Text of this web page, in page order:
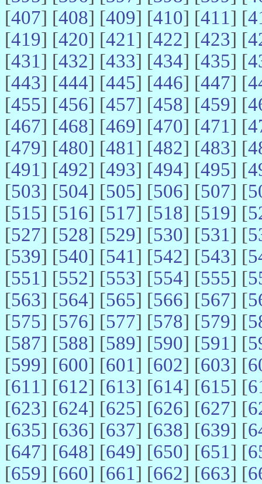
[407] [408] [409] [410] [411] [
[419] [420] [421] [422] [423] [
[431] [432] [433] [434] [435] [
[443] [444] [445] [446] [447] [
[455] [456] [457] [458] [459] [
[467] [468] [469] [470] [471] [
[479] [480] [481] [482] [483] [
[491] [492] [493] [494] [495] [
[503] [504] [505] [506] [507] [
[515] [516] [517] [518] [519] [
[527] [528] [529] [530] [531] [
[539] [540] [541] [542] [543] [
[551] [552] [553] [554] [555] [
[563] [564] [565] [566] [567] [
[575] [576] [577] [578] [579] [
[587] [588] [589] [590] [591] [
[599] [600] [601] [602] [603] [
[611] [612] [613] [614] [615] [
[623] [624] [625] [626] [627] [
[635] [636] [637] [638] [639] [
[647] [648] [649] [650] [651] [
[659] [660] [661] [662] [663] [